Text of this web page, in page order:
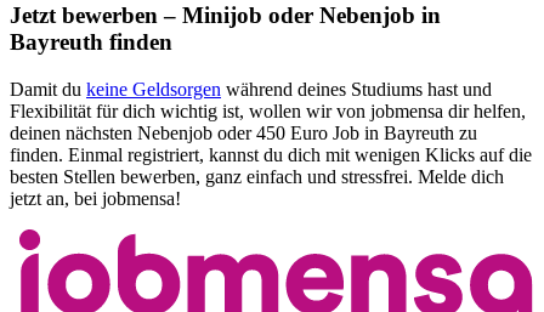
Jetzt bewerben – Minijob oder Nebenjob in
Bayreuth finden
Damit du keine Geldsorgen während deines Studiums hast und
Flexibilität für dich wichtig ist, wollen wir von jobmensa dir helfen,
deinen nächsten Nebenjob oder 450 Euro Job in Bayreuth zu
finden. Einmal registriert, kannst du dich mit wenigen Klicks auf die
besten Stellen bewerben, ganz einfach und stressfrei. Melde dich
jetzt an, bei jobmensa!